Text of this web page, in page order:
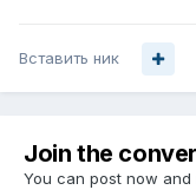
Вставить ник
Join the
You can post now